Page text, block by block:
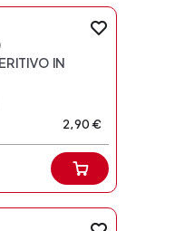
IN
2,90 €